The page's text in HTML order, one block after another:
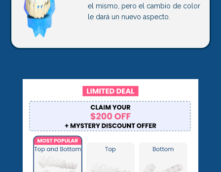
el mismo, pero el cambio de color
le dará un nuevo aspecto.